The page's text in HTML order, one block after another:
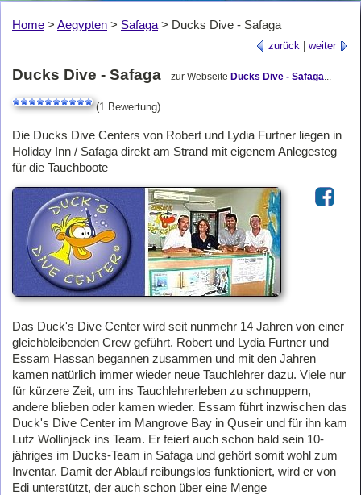
Home > Aegypten > Safaga > Ducks Dive - Safaga
zurück | weiter
Ducks Dive - Safaga - zur Webseite Ducks Dive - Safaga...
(1 Bewertung)
Die Ducks Dive Centers von Robert und Lydia Furtner liegen in
Holiday Inn / Safaga direkt am Strand mit eigenem Anlegesteg
für die Tauchboote
Das Duck's Dive Center wird seit nunmehr 14 Jahren von einer
gleichbleibenden Crew geführt. Robert und Lydia Furtner und
Essam Hassan begannen zusammen und mit den Jahren
kamen natürlich immer wieder neue Tauchlehrer dazu. Viele nur
für kürzere Zeit, um ins Tauchlehrerleben zu schnuppern,
andere blieben oder kamen wieder. Essam führt inzwischen das
Duck's Dive Center im Mangrove Bay in Quseir und für ihn kam
Lutz Wollinjack ins Team. Er feiert auch schon bald sein 10-
jähriges im Ducks-Team in Safaga und gehört somit wohl zum
Inventar. Damit der Ablauf reibungslos funktioniert, wird er von
Edi unterstützt, der auch schon über eine Menge